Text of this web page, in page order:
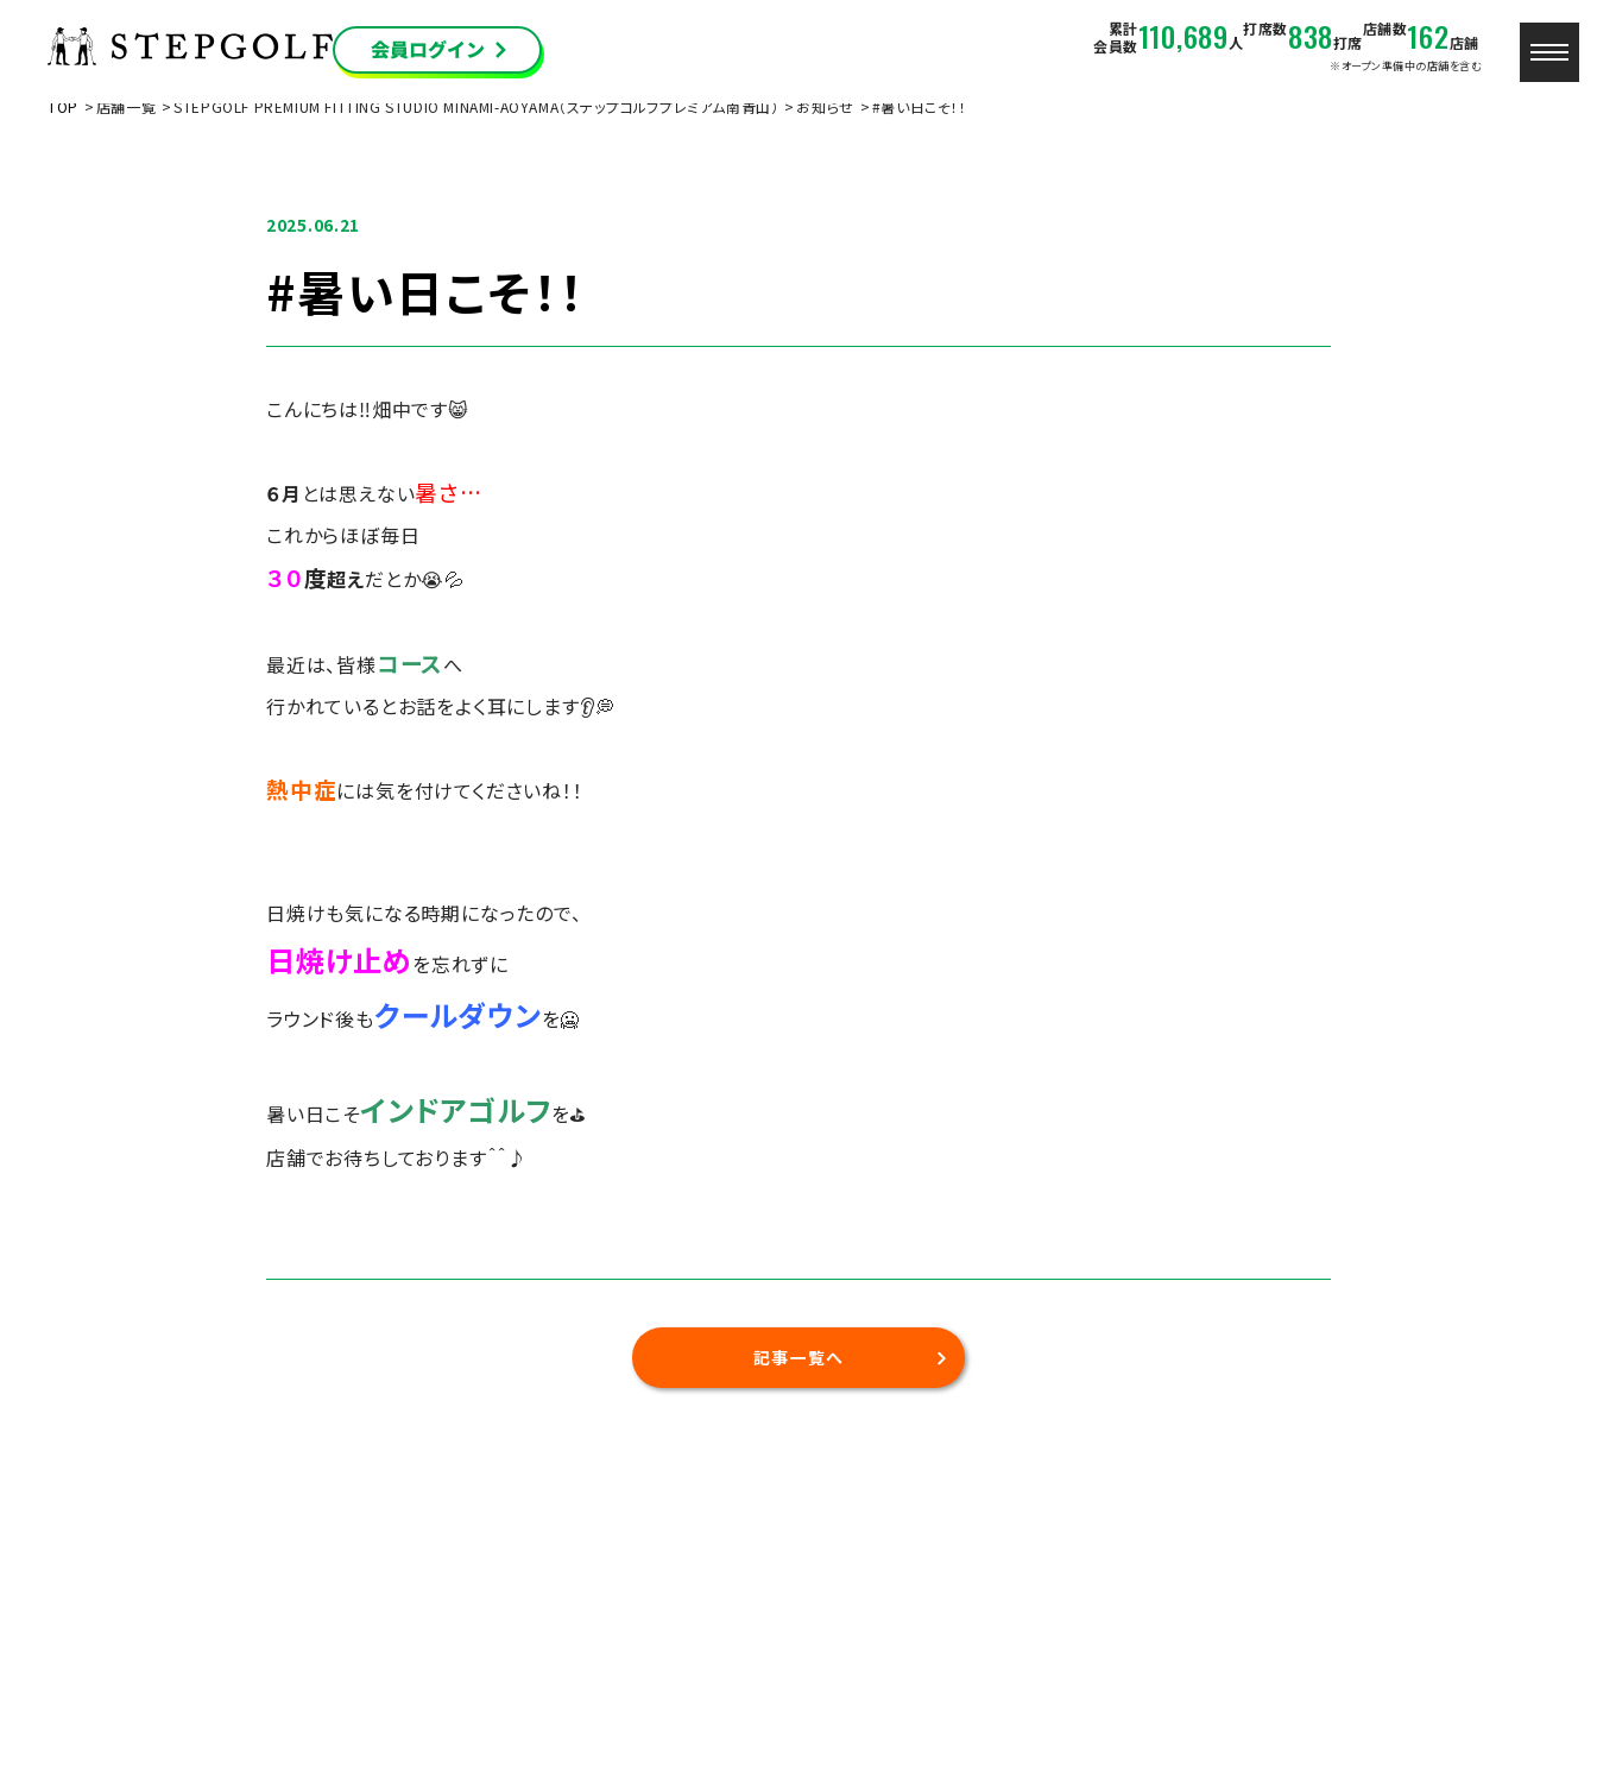
累計
会員数110,689 人
打席数838打席
店舗数162店舗
※オープン準備中の店舗を含む
TOP 店舗一覧 STEPGOLF PREMIUM FITTING STUDIO MINAMI-AOYAMA（ステップゴルフプレミアム南青山） お知らせ #暑い日こそ！！
2025.06.21
#暑い日こそ！！
こんにちは‼畑中です😸
６月 とは思えない暑さ…
これからほぼ毎日
３０度超えだとか😭💦
最近は、皆様コースへ
行かれているとお話をよく耳にします👂💭
熱中症には気を付けてくださいね！！
日焼けも気になる時期になったので、
日焼け止めを忘れずに
ラウンド後もクールダウンを🥶
暑い日こそインドアゴルフを⛳
店舗でお待ちしております＾＾♪
記事一覧へ